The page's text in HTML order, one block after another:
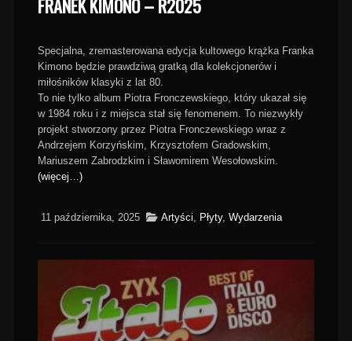
FRANEK KIMONO – R2025
Specjalna, zremasterowana edycja kultowego krążka Franka
Kimono będzie prawdziwą gratką dla kolekcjonerów i
miłośników klasyki z lat 80.
To nie tylko album Piotra Fronczewskiego, który ukazał się
w 1984 roku i z miejsca stał się fenomenem. To niezwykły
projekt stworzony przez Piotra Fronczewskiego wraz z
Andrzejem Korzyńskim, Krzysztofem Gradowskim,
Mariuszem Zabrodzkim i Sławomirem Wesołowskim.
(więcej…)
11 października, 2025 Artyści, Płyty, Wydarzenia